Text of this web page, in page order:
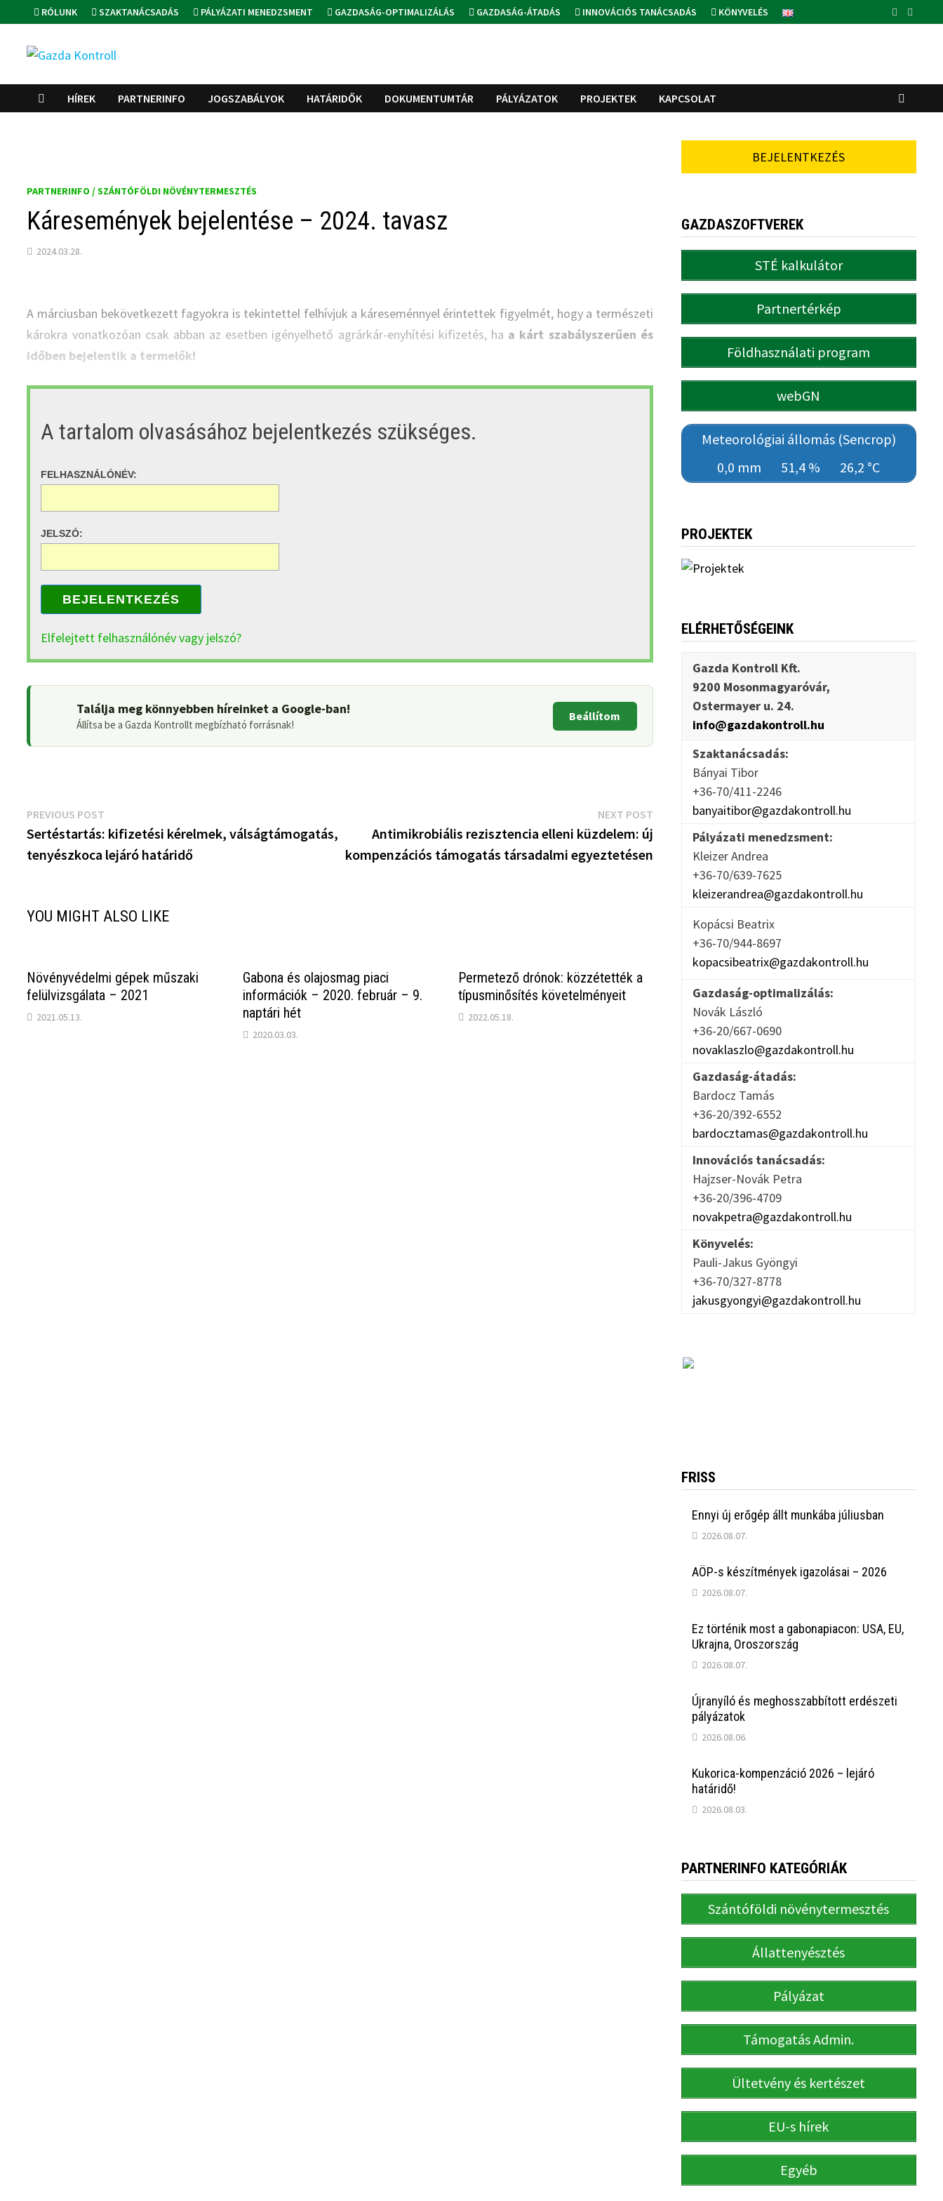
to
content
RÓLUNK SZAKTANÁCSADÁS PÁLYÁZATI MENEDZSMENT GAZDASÁG-OPTIMALIZÁLÁS GAZDASÁG-ÁTADÁS INNOVÁCIÓS TANÁCSADÁS KÖNYVELÉS
HÍREK PARTNERINFO JOGSZABÁLYOK HATÁRIDŐK DOKUMENTUMTÁR PÁLYÁZATOK PROJEKTEK KAPCSOLAT
PARTNERINFO / SZÁNTÓFÖLDI NÖVÉNYTERMESZTÉS
Káresemények bejelentése – 2024. tavasz
2024.03.28.
A márciusban bekövetkezett fagyokra is tekintettel felhívjuk a káreseménnyel érintettek figyelmét, hogy a természeti
károkra vonatkozóan csak abban az esetben igényelhető agrárkár-enyhítési kifizetés, ha a kárt szabályszerűen és
időben bejelentik a termelők!
A tartalom olvasásához bejelentkezés szükséges.
FELHASZNÁLÓNÉV:
JELSZÓ:
BEJELENTKEZÉS
Elfelejtett felhasználónév vagy jelszó?
Találja meg könnyebben híreinket a Google-ban!
Állítsa be a Gazda Kontrollt megbízható forrásnak!
Beállítom
Bejegyzés
navigáció
PREVIOUS POST
post:
Sertéstartás: kifizetési kérelmek, válságtámogatás,
tenyészkoca lejáró határidő
NEXT POSTNext
post:
Antimikrobiális rezisztencia elleni küzdelem: új
kompenzációs támogatás társadalmi egyeztetésen
YOU MIGHT ALSO LIKE
Növényvédelmi gépek műszaki
felülvizsgálata – 2021
2021.05.13.
Gabona és olajosmag piaci
információk – 2020. február – 9.
naptári hét
2020.03.03.
Permetező drónok: közzétették a
típusminősítés követelményeit
2022.05.18.
BEJELENTKEZÉS
GAZDASZOFTVEREK
STÉ kalkulátor
Partnertérkép
Földhasználati program
webGN
Meteorológiai állomás (Sencrop)
0,0 mm
51,4 % 26,2 °C
PROJEKTEK
ELÉRHETŐSÉGEINK
Gazda Kontroll Kft.
9200 Mosonmagyaróvár,
Ostermayer u. 24.
info@gazdakontroll.hu
Szaktanácsadás:
Bányai Tibor
+36-70/411-2246
banyaitibor@gazdakontroll.hu
Pályázati menedzsment:
Kleizer Andrea
+36-70/639-7625
kleizerandrea@gazdakontroll.hu
Kopácsi Beatrix
+36-70/944-8697
kopacsibeatrix@gazdakontroll.hu
Gazdaság-optimalizálás:
Novák László
+36-20/667-0690
novaklaszlo@gazdakontroll.hu
Gazdaság-átadás:
Bardocz Tamás
+36-20/392-6552
bardocztamas@gazdakontroll.hu
Innovációs tanácsadás:
Hajzser-Novák Petra
+36-20/396-4709
novakpetra@gazdakontroll.hu
Könyvelés:
Pauli-Jakus Gyöngyi
+36-70/327-8778
jakusgyongyi@gazdakontroll.hu
FRISS
Ennyi új erőgép állt munkába júliusban
2026.08.07.
AÖP-s készítmények igazolásai – 2026
2026.08.07.
Ez történik most a gabonapiacon: USA, EU,
Ukrajna, Oroszország
2026.08.07.
Újranyíló és meghosszabbított erdészeti
pályázatok
2026.08.06.
Kukorica-kompenzáció 2026 – lejáró
határidő!
2026.08.03.
PARTNERINFO KATEGÓRIÁK
Szántóföldi növénytermesztés
Állattenyésztés
Pályázat
Támogatás Admin.
Ültetvény és kertészet
EU-s hírek
Egyéb